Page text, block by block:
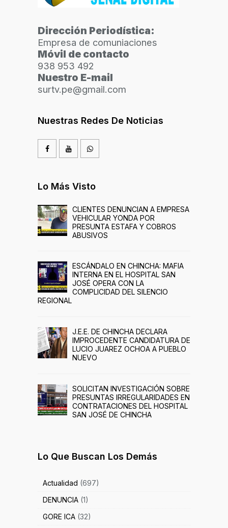
Dirección Periodística:
Empresa de comuniaciones
Móvil de contacto
938 953 492
Nuestro E-mail
surtv.pe@gmail.com
Nuestras Redes De Noticias
Lo Más Visto
CLIENTES DENUNCIAN A EMPRESA
VEHICULAR YONDA POR
PRESUNTA ESTAFA Y COBROS
ABUSIVOS
ESCÁNDALO EN CHINCHA: MAFIA
INTERNA EN EL HOSPITAL SAN
JOSÉ OPERA CON LA
COMPLICIDAD DEL SILENCIO
REGIONAL
J.E.E. DE CHINCHA DECLARA
IMPROCEDENTE CANDIDATURA DE
LUCIO JUAREZ OCHOA A PUEBLO
NUEVO
SOLICITAN INVESTIGACIÓN SOBRE
PRESUNTAS IRREGULARIDADES EN
CONTRATACIONES DEL HOSPITAL
SAN JOSÉ DE CHINCHA
Lo Que Buscan Los Demás
Actualidad (697)
DENUNCIA (1)
GORE ICA (32)